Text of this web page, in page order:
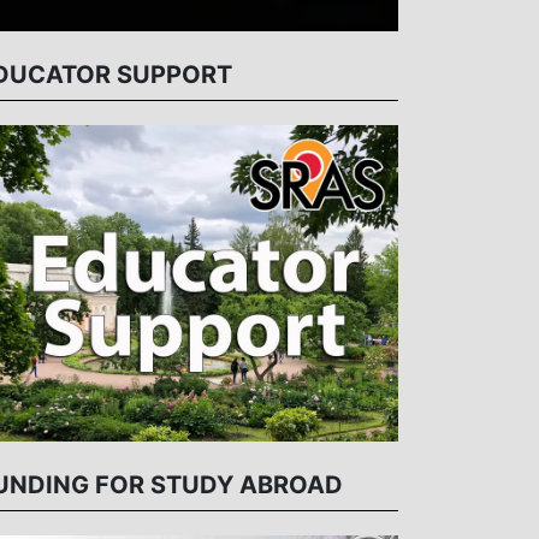
SUPPORT
FOR STUDY ABROAD